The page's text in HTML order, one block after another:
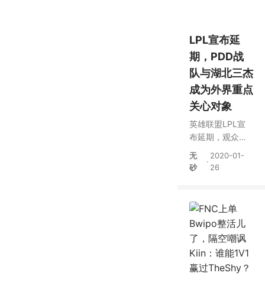
LPL宣布延
期，PDD战
队与湖北三杰
成为外界重点
关心对象
英雄联盟LPL宣
布延期，观众呼
吁：湖北籍的两
位AD和教练也别
无
砂
·
2020-01-
26